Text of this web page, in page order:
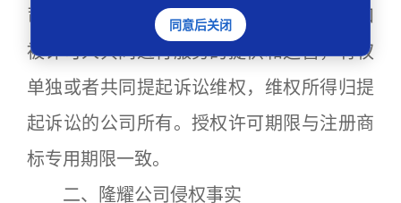
司、腾讯数码公司使用上述商标。许可人和
被许可人共同进行服务的提供和运营，有权
单独或者共同提起诉讼维权，维权所得归提
起诉讼的公司所有。授权许可期限与注册商
标专用期限一致。
二、隆耀公司侵权事实
同意后关闭